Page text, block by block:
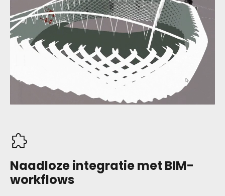
Naadloze integratie met BIM-
workflows